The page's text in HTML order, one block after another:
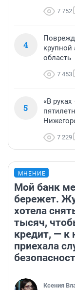
7 752
4
область
7 453
5
«В
7 229
МНЕНИЕ
Мой банк
бережет.
хотела
тысяч,
кредит, — к
приехала
Ксения